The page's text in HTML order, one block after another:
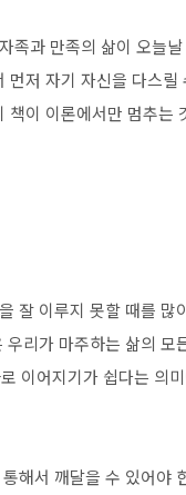
족과 만족의 삶이 오늘
저 자기 자신을 다스릴
이 이론에서만 멈추는
잘 이루지 못할 때를 많
리가 마주하는 삶의 모
이어지기가 쉽다는 의
해서 깨달을 수 있어야